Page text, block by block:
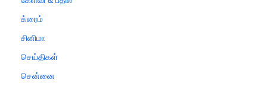
க்ரைம்
சினிமா
செய்திகள்
சென்னை